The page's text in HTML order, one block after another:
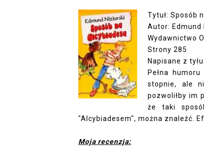
Tytuł: Sposób
Autor: Edmund
Wydawnictwo
Strony 285
Napisane z tyłu:
Pełna
stopnie, ale
pozwoliłby im
że taki
"Alcybiadesem", można znaleźć.
Moja recenzja: